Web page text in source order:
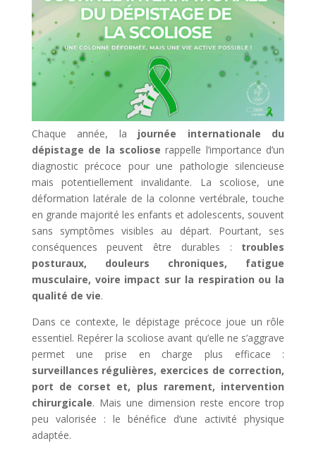
Chaque année, la journée internationale du
dépistage de la scoliose rappelle l’importance d’un
diagnostic précoce pour une pathologie silencieuse
mais potentiellement invalidante. La scoliose, une
déformation latérale de la colonne vertébrale, touche
en grande majorité les enfants et adolescents, souvent
sans symptômes visibles au départ. Pourtant, ses
conséquences peuvent être durables : troubles
posturaux, douleurs chroniques, fatigue
musculaire, voire impact sur la respiration ou la
qualité de vie.
Dans ce contexte, le dépistage précoce joue un rôle
essentiel. Repérer la scoliose avant qu’elle ne s’aggrave
permet une prise en charge plus efficace :
surveillances régulières, exercices de correction,
port de corset et, plus rarement, intervention
chirurgicale. Mais une dimension reste encore trop
peu valorisée : le bénéfice d’une activité physique
adaptée.